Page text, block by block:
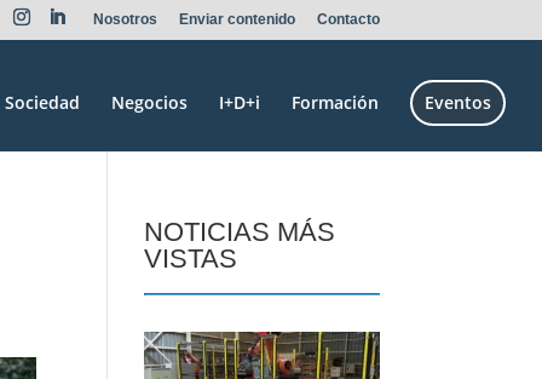
Nosotros Enviar contenido Contacto
Sociedad Negocios I+D+i Formación Eventos
NOTICIAS MÁS
VISTAS